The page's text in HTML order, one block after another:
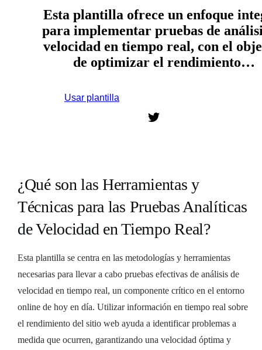
Esta plantilla ofrece un enfoque
para implementar pruebas de
velocidad en tiempo real, con el
de optimizar el rendimiento…
Usar plantilla
¿Qué son las Herramientas y
Técnicas para las Pruebas Analíticas
de Velocidad en Tiempo Real?
Esta plantilla se centra en las metodologías y herramientas
necesarias para llevar a cabo pruebas efectivas de análisis de
velocidad en tiempo real, un componente crítico en el entorno
online de hoy en día. Utilizar información en tiempo real sobre
el rendimiento del sitio web ayuda a identificar problemas a
medida que ocurren, garantizando una velocidad óptima y